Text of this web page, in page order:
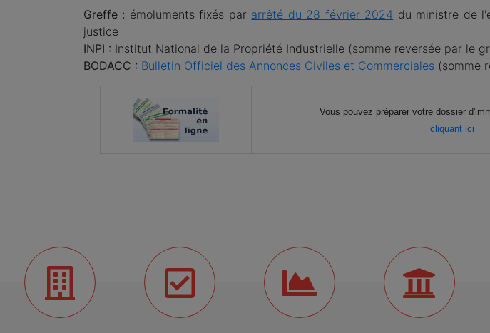
Greffe : émoluments fixés par arrêté du 28 février 2024 du ministre de
justice
INPI : Institut National de la Propriété Industrielle (somme reversée par le
BODACC : Bulletin Officiel des Annonces Civiles et Commerciales (somme
Vous pouvez préparer votre dossier
cliquant ici